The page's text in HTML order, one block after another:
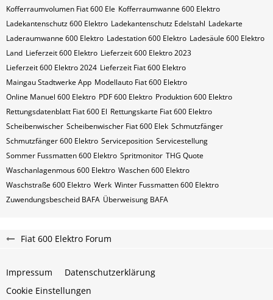
Kofferraumvolumen Fiat 600 Ele Kofferraumwanne 600 Elektro
Ladekantenschutz 600 Elektro Ladekantenschutz Edelstahl Ladekarte
Laderaumwanne 600 Elektro Ladestation 600 Elektro Ladesäule 600 Elektro
Land Lieferzeit 600 Elektro Lieferzeit 600 Elektro 2023
Lieferzeit 600 Elektro 2024 Lieferzeit Fiat 600 Elektro
Maingau Stadtwerke App Modellauto Fiat 600 Elektro
Online Manuel 600 Elektro PDF 600 Elektro Produktion 600 Elektro
Rettungsdatenblatt Fiat 600 El Rettungskarte Fiat 600 Elektro
Scheibenwischer Scheibenwischer Fiat​ 600 Elek Schmutzfänger
Schmutzfänger 600 Elektro Serviceposition Servicestellung
Sommer Fussmatten 600 Elektro Spritmonitor THG Quote
Waschanlagenmous 600 Elektro Waschen 600 Elektro
Waschstraße 600 Elektro Werk Winter Fussmatten 600 Elektro
Zuwendungsbescheid BAFA Überweisung BAFA
Fiat 600 Elektro Forum
Impressum
Datenschutzerklärung
Cookie Einstellungen